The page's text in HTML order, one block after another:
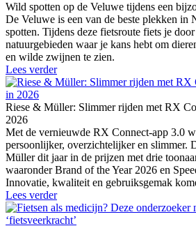
Wild spotten op de Veluwe tijdens een
De Veluwe is een van de beste plekken in
spotten. Tijdens deze fietsroute fiets je
natuurgebieden waar je kans hebt om
en wilde zwijnen te zien.
Lees verder
Riese & Müller: Slimmer rijden met RX
2026
Met de vernieuwde RX Connect-app 3.0
persoonlijker, overzichtelijker en slimmer.
Müller dit jaar in de prijzen met drie
waaronder Brand of the Year 2026 en
Innovatie, kwaliteit en gebruiksgemak
Lees verder